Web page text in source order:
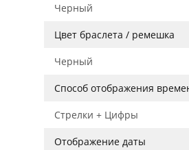
Черный
Цвет браслета / ремешка
Черный
Способ отображения
Стрелки + Цифры
Отображение даты